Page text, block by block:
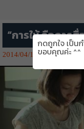
“การให้ คือการ
2014/04/133028👁️‍🗨️
กดถูกใจ เป็น
ขอบคุณค่ะ ^^